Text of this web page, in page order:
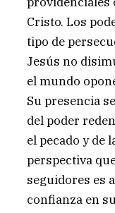
Cristo. Los
tipo de
Jesús no
el mundo
Su presencia
del poder
el pecado y de
perspectiva
seguidores es
confianza en